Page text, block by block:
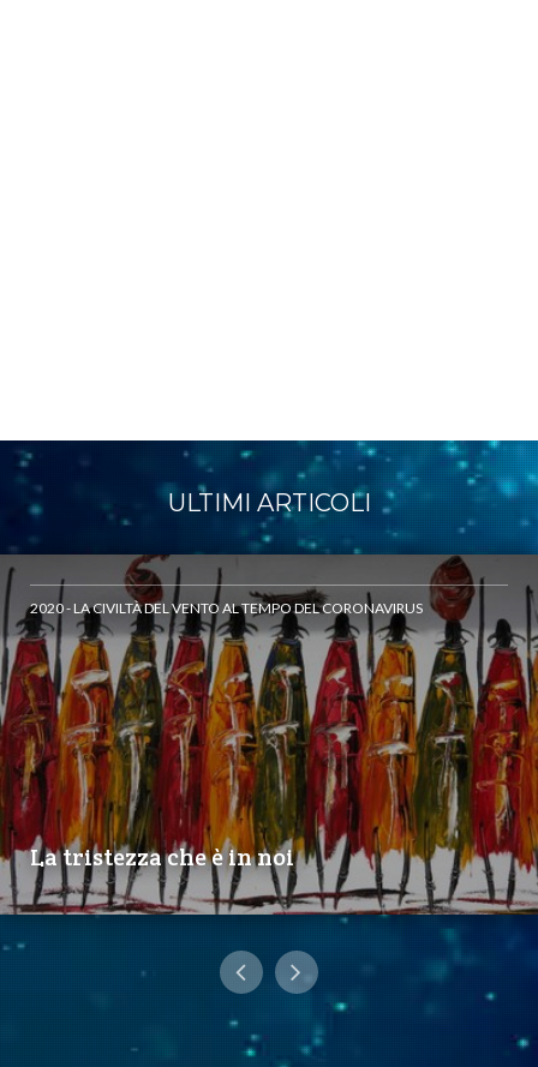
ULTIMI ARTICOLI
2020 - LA CIVILTÀ DEL VENTO AL TEMPO DEL CORONAVIRUS
La tristezza che è in noi